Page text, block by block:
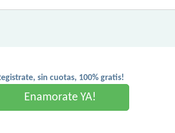
sin cuotas, 100% gratis!
Enamorate YA!